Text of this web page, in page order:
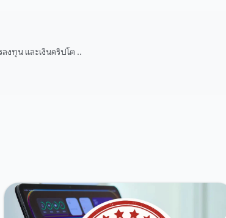
งทุน และเงินคริปโต ..